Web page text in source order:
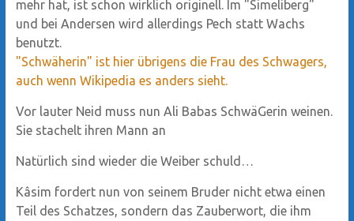
mehr hat, ist schon wirklich originell. Im "Simeliberg"
und bei Andersen wird allerdings Pech statt Wachs
benutzt.
"Schwäherin" ist hier übrigens die Frau des Schwagers,
auch wenn Wikipedia es anders sieht.
Vor lauter Neid muss nun Ali Babas SchwäGerin weinen.
Sie stachelt ihren Mann an
Natürlich sind wieder die Weiber schuld…
Kâsim fordert nun von seinem Bruder nicht etwa einen
Teil des Schatzes, sondern das Zauberwort, die ihm